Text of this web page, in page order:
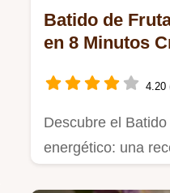
Batido de
en 8 Minutos
4.20
Descubre el
energético: una